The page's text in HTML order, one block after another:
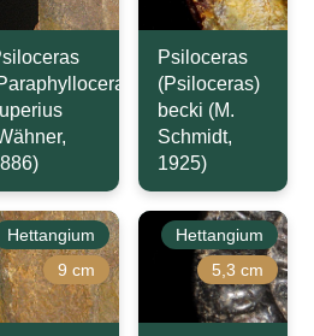
Psiloceras
(Psiloceras)
becki (M.
Schmidt,
1925)
Hettangium
9 cm
Hettangium
5,3 cm